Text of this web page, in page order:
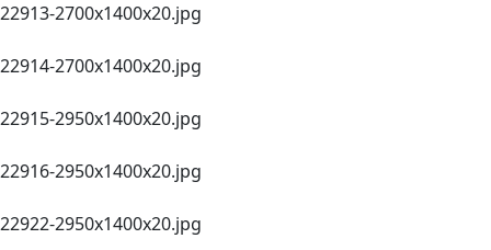
22913-2700х1400x20.jpg
22914-2700х1400x20.jpg
22915-2950х1400x20.jpg
22916-2950х1400x20.jpg
22922-2950х1400x20.jpg